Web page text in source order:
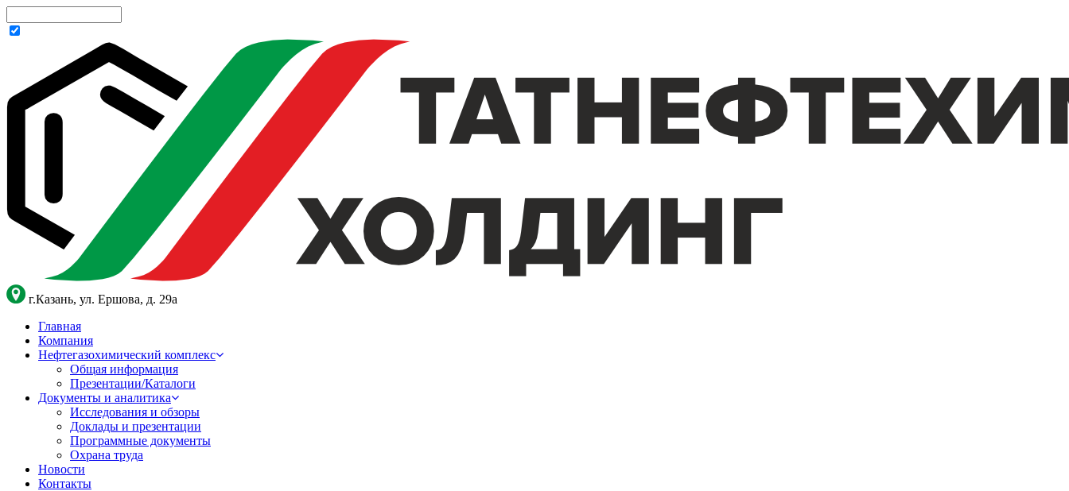
г.Казань, ул. Ершова, д. 29а
Главная
Компания
Нефтегазохимический комплекс
Общая информация
Презентации/Каталоги
Документы и аналитика
Исследования и обзоры
Доклады и презентации
Программные документы
Охрана труда
Новости
Контакты